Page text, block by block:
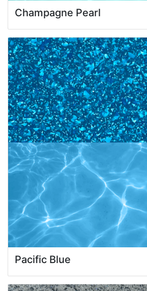
Champagne Pearl
Pacific Blue